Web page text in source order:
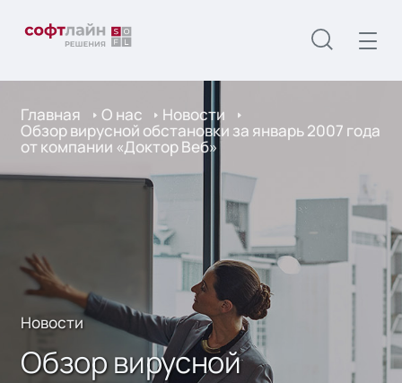
Главная О нас Новости
Обзор вирусной обстановки за январь 2007 года
от компании «Доктор Веб»
Новости
Обзор вирусной